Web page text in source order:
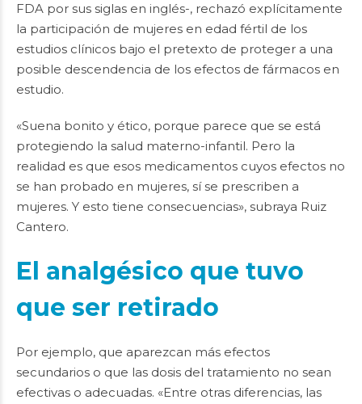
FDA por sus siglas en inglés-, rechazó explícitamente
la participación de mujeres en edad fértil de los
estudios clínicos bajo el pretexto de proteger a una
posible descendencia de los efectos de fármacos en
estudio.
«Suena bonito y ético, porque parece que se está
protegiendo la salud materno-infantil. Pero la
realidad es que esos medicamentos cuyos efectos no
se han probado en mujeres, sí se prescriben a
mujeres. Y esto tiene consecuencias», subraya Ruiz
Cantero.
El analgésico que tuvo
que ser retirado
Por ejemplo, que aparezcan más efectos
secundarios o que las dosis del tratamiento no sean
efectivas o adecuadas. «Entre otras diferencias, las